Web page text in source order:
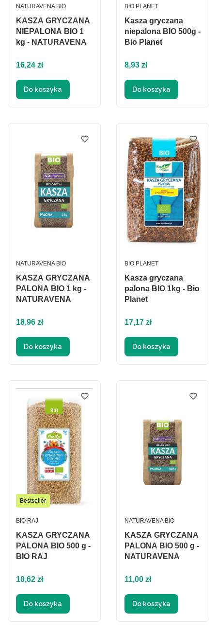
KASZA GRYCZANA
NIEPALONA BIO 1
kg - NATURAVENA
PRODUCENT
NATURAVENA BIO
Cena
16,24 zł
Do koszyka
Kasza gryczana
niepalona BIO 500g -
Bio Planet
PRODUCENT
BIO PLANET
Cena
8,93 zł
Do koszyka
KASZA GRYCZANA
PALONA BIO 1 kg -
NATURAVENA
PRODUCENT
NATURAVENA BIO
Cena
18,96 zł
Do koszyka
Kasza gryczana
palona BIO 1kg - Bio
Planet
PRODUCENT
BIO PLANET
Cena
17,17 zł
Do koszyka
Bestseller
KASZA GRYCZANA
PALONA BIO 500 g -
BIO RAJ
PRODUCENT
BIO RAJ
Cena
10,62 zł
Do koszyka
KASZA GRYCZANA
PALONA BIO 500 g -
NATURAVENA
PRODUCENT
NATURAVENA BIO
Cena
11,00 zł
Do koszyka